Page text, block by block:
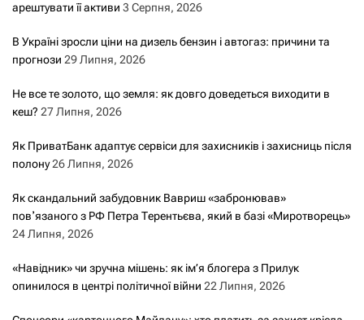
арештувати її активи 3 Серпня, 2026
В Україні зросли ціни на дизель бензин і автогаз: причини та
прогнози 29 Липня, 2026
Не все те золото, що земля: як довго доведеться виходити в
кеш? 27 Липня, 2026
Як ПриватБанк адаптує сервіси для захисників і захисниць після
полону26 Липня, 2026
Як скандальний забудовник Вавриш «забронював»
повʼязаного з РФ Петра Терентьєва, який в базі «Миротворець»
24 Липня, 2026
«Навідник» чи зручна мішень: як ім’я блогера з Прилук
опинилося в центрі політичної війни 22 Липня, 2026